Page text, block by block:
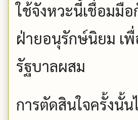
ใช้จังหวะนี้เชื่อมมื
ฝ่ายอนุรักษ์นิยม เ
รัฐบาลผสม
การตัดสินใจครั้งนั้